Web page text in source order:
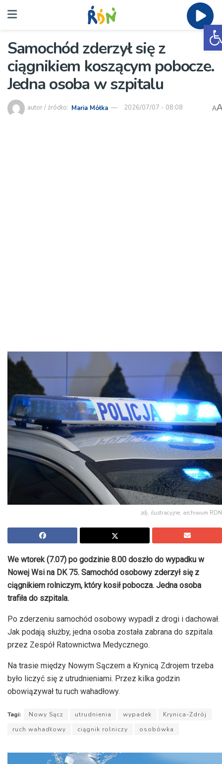
Samochód zderzył się z
ciągnikiem koszącym pobocze.
Jedna osoba w szpitalu
autor / źródło: Maria Mółka 2026/07/07 - 08:08 A
zdj. ilustracyjne, archiwum RDN
We wtorek (7.07) po godzinie 8.00 doszło do wypadku w
Nowej Wsi na DK75. Samochód osobowy zderzył się z
ciągnikiem rolniczym, który kosił pobocza. Jedna osoba
trafiła do szpitala.
Po zderzeniu samochód osobowy wypadł z drogi i dachował.
Jak podają służby, jedna osoba została zabrana do szpitala
przez Zespół Ratownictwa Medycznego.
Na trasie między Nowym Sączem a Krynicą Zdrojem trzeba
było liczyć się z utrudnieniami. Przez kilka godzin
obowiązywał tu ruch wahadłowy.
Tagi: Nowy Sącz utrudnienia wypadek
Krynica-Zdrój
ruch wahadłowy
ciągnik rolniczy osobówka